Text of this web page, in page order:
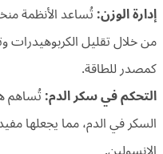
إدارة الوزن:تُساعد الأنظمة
من خلال تقليل الكربوهيدرات
كمصدر للطاقة.
التحكم في سكر الدم:تُساهم
السكر في الدم، مما يجعلها